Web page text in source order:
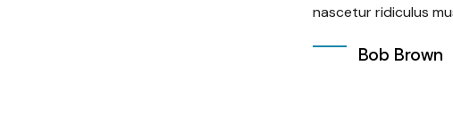
nascetur ridiculus
Bob Brown